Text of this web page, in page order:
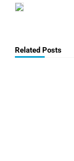
Related Posts